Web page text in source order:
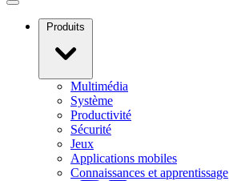
Produits
Multimédia
Système
Productivité
Sécurité
Jeux
Applications mobiles
Connaissances et apprentissage